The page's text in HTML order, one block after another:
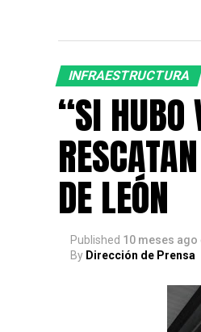
INFRAESTRUCTURA
“SI HUBO
DE LEÓN
Published 10 meses ago
By Dirección de Prensa